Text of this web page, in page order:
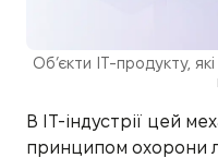
Об’єкти IT-продукту,
В IT-індустрії цей
принципом охорони